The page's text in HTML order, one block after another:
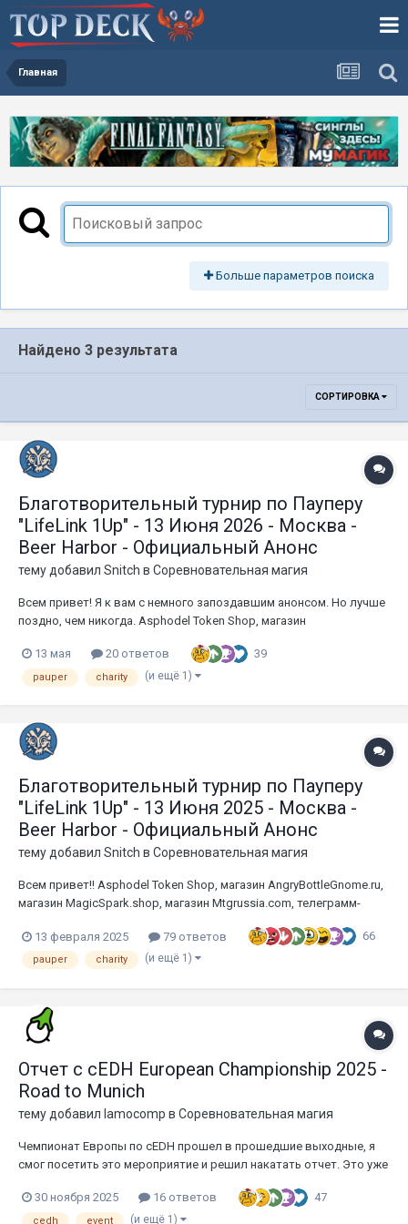
Главная
Больше параметров поиска
Найдено 3 результата
СОРТИРОВКА
Благотворительный турнир по Пауперу
"LifeLink 1Up" - 13 Июня 2026 - Москва -
Beer Harbor - Официальный Анонс
тему добавил Snitch в Соревновательная магия
Всем привет! Я к вам с немного запоздавшим анонсом. Но лучше
поздно, чем никогда. Asphodel Token Shop, магазин
Mtgrussia.com, телеграм-канал “Карты из Америки и Европы”,
телеграм-канал о стонксах “Сосноброд и пищащая ватрушка”,
13 мая 20 ответов 39
pauper charity (и ещё 1)
Благотворительный турнир по Пауперу
"LifeLink 1Up" - 13 Июня 2025 - Москва -
Beer Harbor - Официальный Анонс
тему добавил Snitch в Соревновательная магия
Всем привет!! Asphodel Token Shop, магазин AngryBottleGnome.ru,
магазин MagicSpark.shop, магазин Mtgrussia.com, телеграмм-
“Сосноброд и пищащая ватрушка” предлагают вам
поучаствовать во втором благотворительном турнире по
13 февраля 2025 79 ответов 66
pauper charity (и ещё 1)
Отчет с cEDH European Championship 2025 -
Road to Munich
тему добавил lamocomp в Соревновательная магия
Чемпионат Европы по cEDH прошел в прошедшие выходные, я
смог посетить это мероприятие и решил накатать отчет. Это уже
году это был Мюнхен. Расскажу как все прошло. Поехали!
Поездка Колода Площадка и организация...
30 ноября 2025 16 ответов 47
cedh event (и ещё 1)